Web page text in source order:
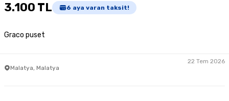
3.100 TL 6 aya varan taksit!
Graco puset
Malatya, Malatya
22 Tem 2026